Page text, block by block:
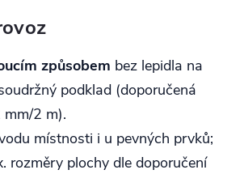
způsobem bez lepidla na
podklad (doporučená
2 m).
místnosti i u pevných prvků;
rozměry plochy dle doporučení